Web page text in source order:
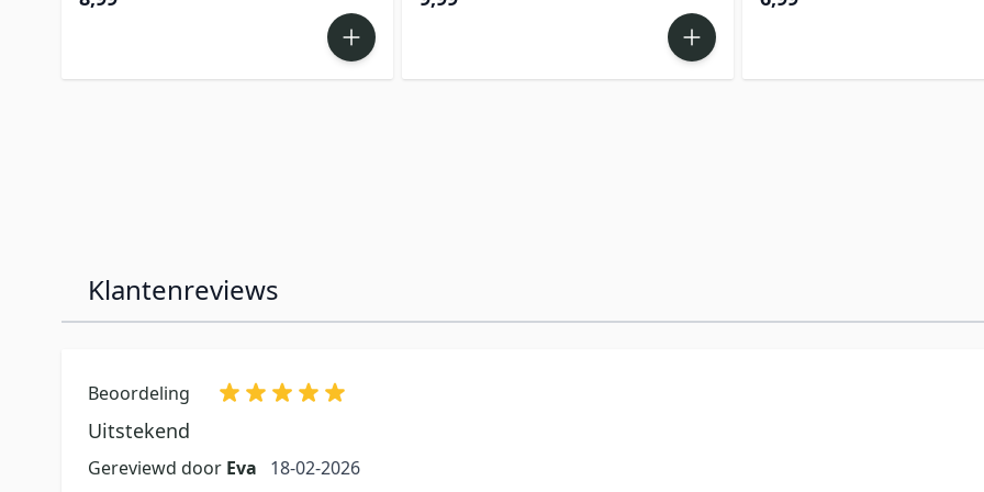
Klantenreviews
Beoordeling
Uitstekend
Gereviewd door Eva 18 februari 2026
18-02-2026